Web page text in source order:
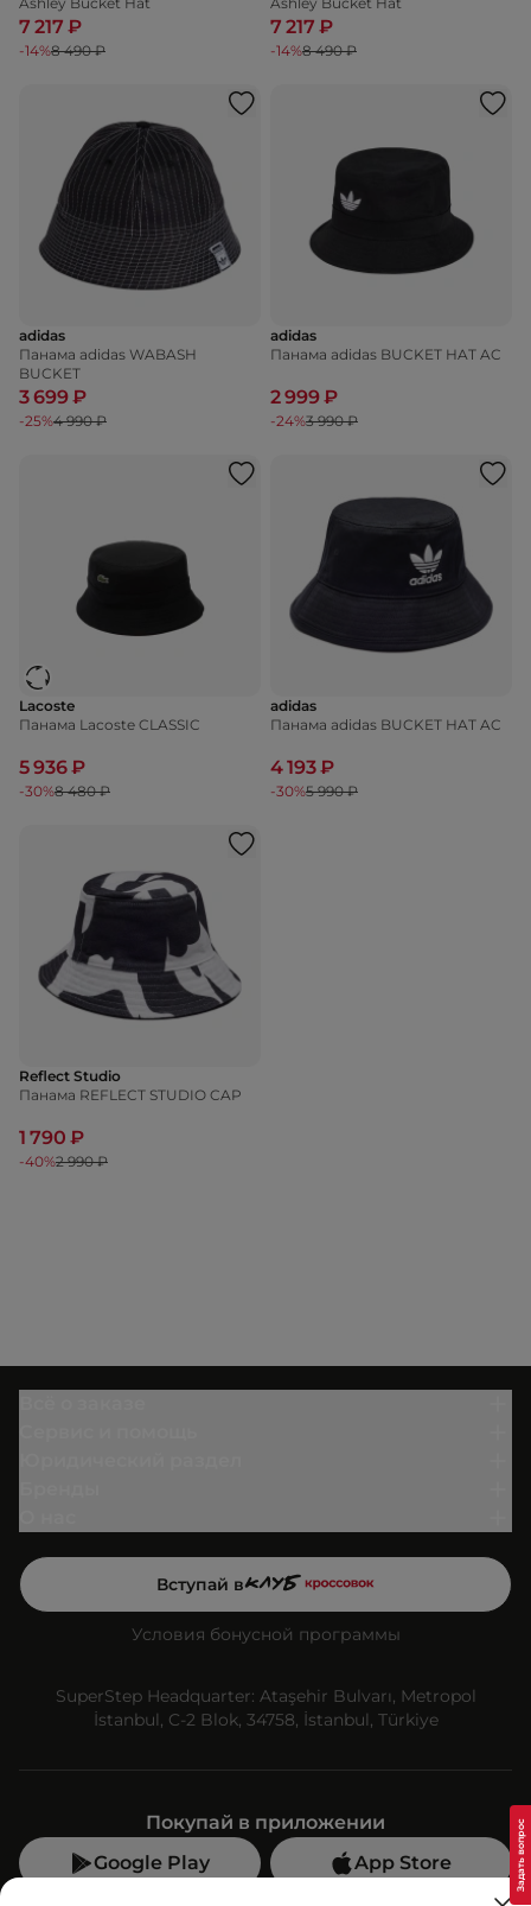
7 217 ₽
-14%8 490 ₽
7 217 ₽
-14%8 490 ₽
adidas
Панама adidas WABASH
BUCKET
3 699 ₽
-25%4 990 ₽
adidas
Панама adidas BUCKET HAT AC
2 999 ₽
-24%3 990 ₽
Lacoste
Панама Lacoste CLASSIC
5 936 ₽
-30%8 480 ₽
adidas
Панама adidas BUCKET HAT AC
4 193 ₽
-30%5 990 ₽
Reflect Studio
Панама REFLECT STUDIO CAP
1 790 ₽
-40%2 990 ₽
Вступай в
Условия бонусной программы
SuperStep Headquarter: Ataşehir Bulvarı, Metropol
İstanbul, C-2 Blok, 34758, İstanbul, Türkiye
Покупай в приложении
Google Play
App Store